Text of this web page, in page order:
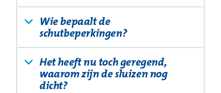
Wie bepaalt de
schutbeperkingen?
Het heeft nu toch geregend,
waarom zijn de sluizen nog
dicht?